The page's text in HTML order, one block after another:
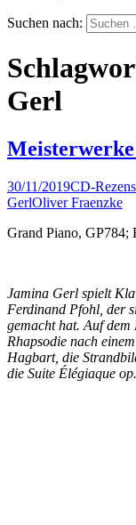
Suchen nach:
Gerl
30/11/2019CD-
GerlOliver Fraenzke
Grand Piano,
Jamina Gerl spielt
Ferdinand Pfohl, der
gemacht hat. Auf dem
Rhapsodie nach
Hagbart, die
die Suite Élégiaque